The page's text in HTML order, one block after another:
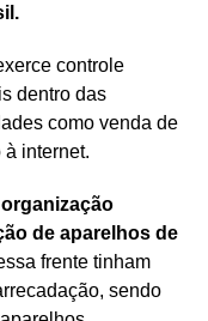
controle
dentro das
como venda de
internet.
de aparelhos de
frente tinham
sendo